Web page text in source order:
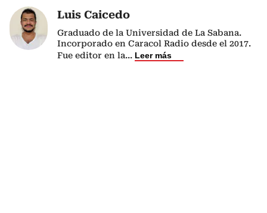
Luis Caicedo
Graduado de la Universidad de La Sabana.
Incorporado en Caracol Radio desde el 2017.
Fue editor en la... Leer más